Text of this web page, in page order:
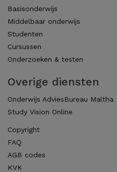
Basisonderwijs
Middelbaar onderwijs
Studenten
Cursussen
Onderzoeken & testen
Overige diensten
Onderwijs AdviesBureau Maltha
Study Vision Online
Copyright
FAQ
AGB codes
KVK